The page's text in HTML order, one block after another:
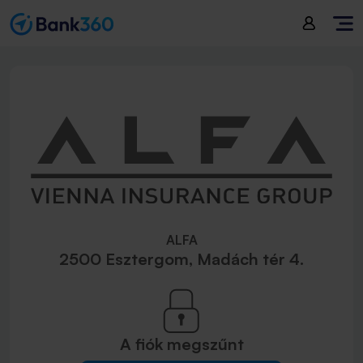
ALFA
2500 Esztergom, Madách tér 4.
A fiók megszűnt